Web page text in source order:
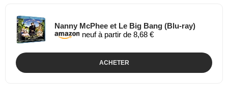
Nanny McPhee et Le Big Bang (Blu-ray)
neuf à partir de 8,68 €
ACHETER